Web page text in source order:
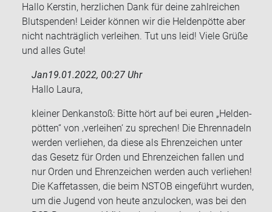
Hallo Kerstin, herzlichen Dank für deine zahlreichen
Blutspenden! Leider können wir die Heldenpötte aber
nicht nachträglich verleihen. Tut uns leid! Viele Grüße
und alles Gute!
Jan19.01.2022, 00:27 Uhr
Hallo Laura,
klei­ner Denk­an­stoß: Bitte hört auf bei euren „Hel­den­
pöt­ten“ von ‚ver­lei­hen‘ zu spre­chen! Die Eh­ren­na­deln
wer­den ver­lie­hen, da diese als Eh­ren­zei­chen unter
das Ge­setz für Orden und Eh­ren­zei­chen fal­len und
nur Orden und Eh­ren­zei­chen wer­den auch ver­lie­hen!
Die Kaff­e­tas­sen, die beim NSTOB ein­ge­führt wur­den,
um die Ju­gend von heute an­zu­lo­cken, was bei den